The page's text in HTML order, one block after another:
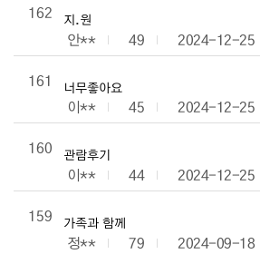
162
지.원
안** 49
2024-12-25
161
너무좋아요
이** 45
2024-12-25
160
관람후기
이** 44
2024-12-25
159
가족과 함께
정** 79
2024-09-18